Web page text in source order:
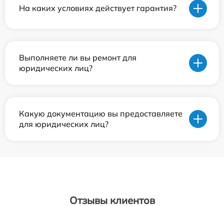
На каких условиях действует гарантия?
Выполняете ли вы ремонт для
юридических лиц?
Какую документацию вы предоставляете
для юридических лиц?
Отзывы клиентов